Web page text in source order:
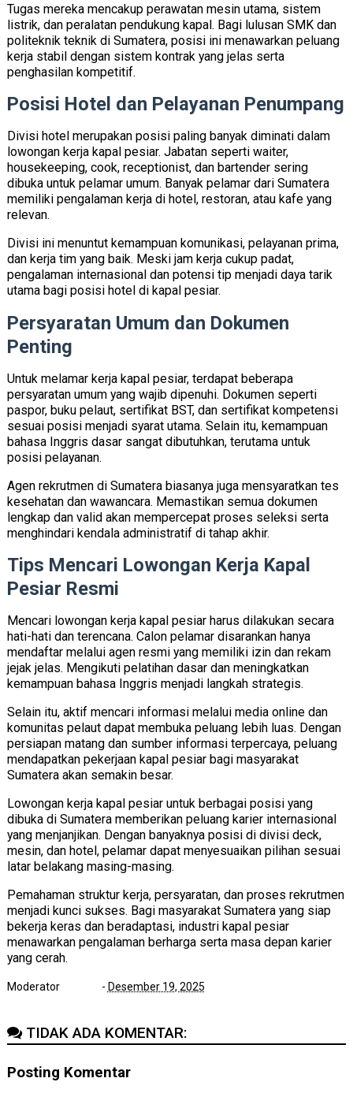
Tugas mereka mencakup perawatan mesin utama, sistem
listrik, dan peralatan pendukung kapal. Bagi lulusan SMK dan
politeknik teknik di Sumatera, posisi ini menawarkan peluang
kerja stabil dengan sistem kontrak yang jelas serta
penghasilan kompetitif.
Posisi Hotel dan Pelayanan Penumpang
Divisi hotel merupakan posisi paling banyak diminati dalam
lowongan kerja kapal pesiar. Jabatan seperti waiter,
housekeeping, cook, receptionist, dan bartender sering
dibuka untuk pelamar umum. Banyak pelamar dari Sumatera
memiliki pengalaman kerja di hotel, restoran, atau kafe yang
relevan.
Divisi ini menuntut kemampuan komunikasi, pelayanan prima,
dan kerja tim yang baik. Meski jam kerja cukup padat,
pengalaman internasional dan potensi tip menjadi daya tarik
utama bagi posisi hotel di kapal pesiar.
Persyaratan Umum dan Dokumen
Penting
Untuk melamar kerja kapal pesiar, terdapat beberapa
persyaratan umum yang wajib dipenuhi. Dokumen seperti
paspor, buku pelaut, sertifikat BST, dan sertifikat kompetensi
sesuai posisi menjadi syarat utama. Selain itu, kemampuan
bahasa Inggris dasar sangat dibutuhkan, terutama untuk
posisi pelayanan.
Agen rekrutmen di Sumatera biasanya juga mensyaratkan tes
kesehatan dan wawancara. Memastikan semua dokumen
lengkap dan valid akan mempercepat proses seleksi serta
menghindari kendala administratif di tahap akhir.
Tips Mencari Lowongan Kerja Kapal
Pesiar Resmi
Mencari lowongan kerja kapal pesiar harus dilakukan secara
hati-hati dan terencana. Calon pelamar disarankan hanya
mendaftar melalui agen resmi yang memiliki izin dan rekam
jejak jelas. Mengikuti pelatihan dasar dan meningkatkan
kemampuan bahasa Inggris menjadi langkah strategis.
Selain itu, aktif mencari informasi melalui media online dan
komunitas pelaut dapat membuka peluang lebih luas. Dengan
persiapan matang dan sumber informasi terpercaya, peluang
mendapatkan pekerjaan kapal pesiar bagi masyarakat
Sumatera akan semakin besar.
Lowongan kerja kapal pesiar untuk berbagai posisi yang
dibuka di Sumatera memberikan peluang karier internasional
yang menjanjikan. Dengan banyaknya posisi di divisi deck,
mesin, dan hotel, pelamar dapat menyesuaikan pilihan sesuai
latar belakang masing-masing.
Pemahaman struktur kerja, persyaratan, dan proses rekrutmen
menjadi kunci sukses. Bagi masyarakat Sumatera yang siap
bekerja keras dan beradaptasi, industri kapal pesiar
menawarkan pengalaman berharga serta masa depan karier
yang cerah.
Moderator - Desember 19, 2025
TIDAK ADA KOMENTAR:
Posting Komentar